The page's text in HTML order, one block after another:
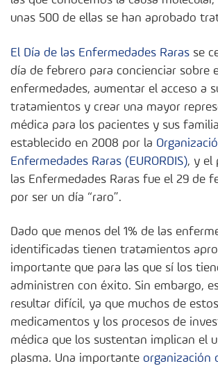
unas 500 de ellas se han aprobado
El Día de las Enfermedades Raras se
día de febrero para concienciar sobre
enfermedades, aumentar el acceso a
tratamientos y crear una mayor
médica para los pacientes y sus
establecido en 2008 por la
Enfermedades Raras (EURORDIS), y el
las Enfermedades Raras fue el 29 de
por ser un día “raro”.
Dado que menos del 1% de las
identificadas tienen tratamientos
importante que para las que sí los
administren con éxito. Sin embargo,
resultar difícil, ya que muchos de estos
medicamentos y los procesos de
médica que los sustentan implican el
plasma. Una importante organización